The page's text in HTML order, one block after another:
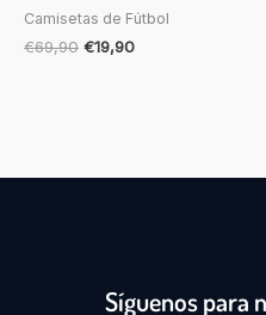
Camisetas de Fútbol
€69,90 €19,90
Síguenos para